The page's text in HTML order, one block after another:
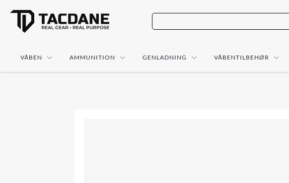
VÅBEN AMMUNITION GENLADNING VÅBENTILBEHØR